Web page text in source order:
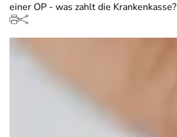
einer OP - was zahlt die Krankenkasse?